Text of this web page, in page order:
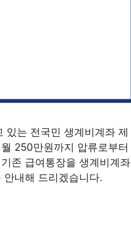
있는 전국민 생계비계좌 제
250만원까지 압류로부터
존 급여통장을 생계비계좌
내해 드리겠습니다.